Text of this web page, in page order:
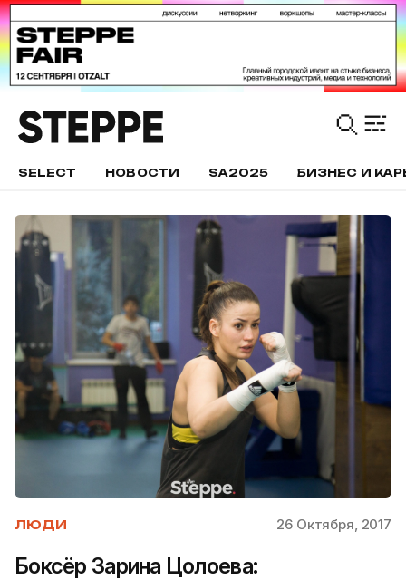
SELECT НОВОСТИ SA2025 БИЗНЕС И
ЛЮДИ 26 Октября, 2017
Боксёр Зарина Цолоева: